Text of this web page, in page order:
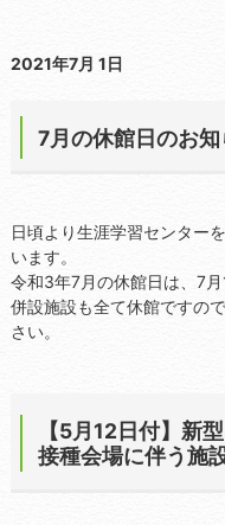
2021年7月 1日
7月の休館日のお
日頃より生涯学習センター
います。
令和3年7月の休館日は、7月
併設施設も全て休館ですの
さい。
【5月12日付】新
接種会場に伴う施